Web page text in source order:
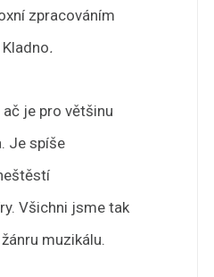
zpracováním
.
je pro většinu
Je spíše
Všichni jsme tak
muzikálu.